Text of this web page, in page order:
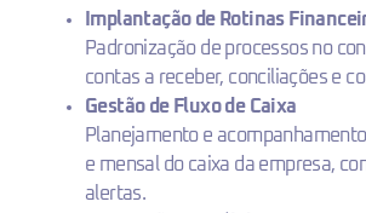
Implantação de Rotinas
Padronização de processos no
contas a receber, conciliações e
Gestão de Fluxo de Caixa
Planejamento e
e mensal do caixa da empresa,
alertas.